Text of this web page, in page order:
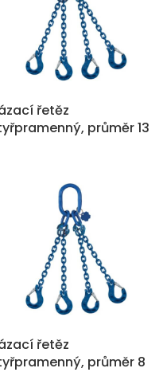
řetěz
průměr 13
řetěz
průměr 8